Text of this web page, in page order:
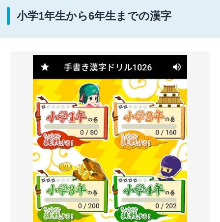
小学1年生から6年生までの漢字